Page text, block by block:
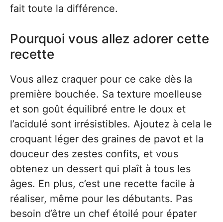
fait toute la différence.
Pourquoi vous allez adorer cette
recette
Vous allez craquer pour ce cake dès la
première bouchée. Sa texture moelleuse
et son goût équilibré entre le doux et
l’acidulé sont irrésistibles. Ajoutez à cela le
croquant léger des graines de pavot et la
douceur des zestes confits, et vous
obtenez un dessert qui plaît à tous les
âges. En plus, c’est une recette facile à
réaliser, même pour les débutants. Pas
besoin d’être un chef étoilé pour épater